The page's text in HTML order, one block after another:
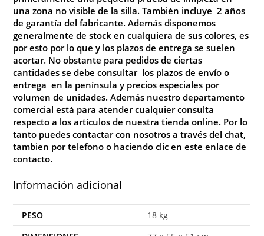
una zona no visible de la silla. También incluye 2 años
de garantía del fabricante. Además disponemos
generalmente de stock en cualquiera de sus colores, es
por esto por lo que y los plazos de entrega se suelen
acortar. No obstante para pedidos de ciertas
cantidades se debe consultar los plazos de envío o
entrega en la península y precios especiales por
volumen de unidades. Además nuestro departamento
comercial está para atender cualquier consulta
respecto a los artículos de nuestra tienda online. Por lo
tanto puedes contactar con nosotros a través del chat,
tambien por telefono o haciendo clic en este enlace de
contacto.
Información adicional
PESO
18 kg